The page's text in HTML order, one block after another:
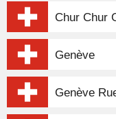
Chur Chur
Genève
Genève